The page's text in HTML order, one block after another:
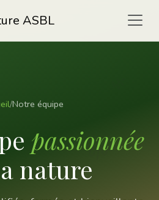
🌱
/Notre équipe
passionnée
nature